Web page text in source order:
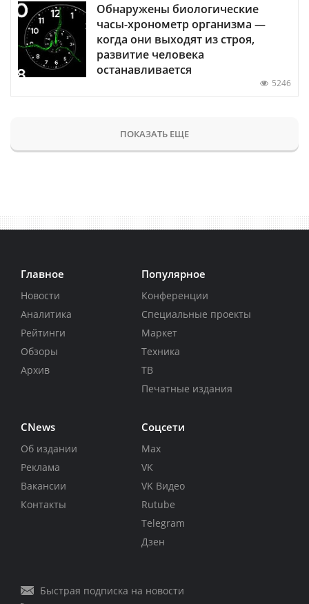
Обнаружены биологические
часы-хронометр организма —
когда они выходят из строя,
развитие человека
останавливается
5246
ПОКАЗАТЬ ЕЩЕ
Главное
Новости
Аналитика
Рейтинги
Обзоры
Архив
Популярное
Конференции
Специальные проекты
Маркет
Техника
ТВ
Печатные издания
CNews
Об издании
Реклама
Вакансии
Контакты
Соцсети
Max
VK
VK Видео
Rutube
Telegram
Дзен
Быстрая подписка на новости